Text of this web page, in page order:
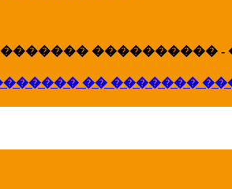
������� ���������� -
�� �������